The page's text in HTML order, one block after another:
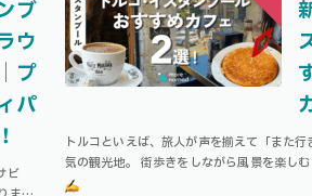
ブ
ウ
プ
パ
ビ
トルコといえば、旅人が声を揃えて「また
気の観光地。 街歩きをしながら風景を楽し
きるトルコのイスタンブールですが、絶対に